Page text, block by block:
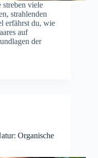
streben viele
strahlenden
erfährst du, wie
auf
der
Organische